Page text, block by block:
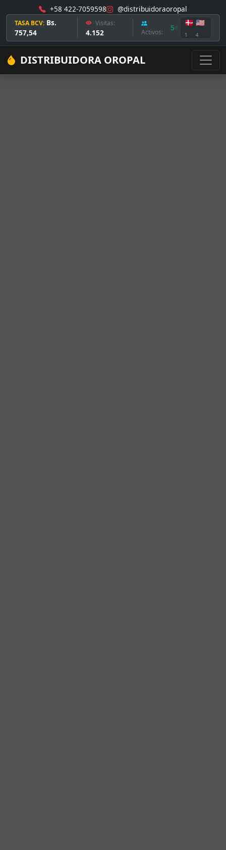
+58 422-7059598 @distribuidoraoropal
TASA BCV: Bs.
757,54
Visitas:
4.152 Activos: 5
🇩🇰
1
🇺🇸
4
DISTRIBUIDORA OROPAL